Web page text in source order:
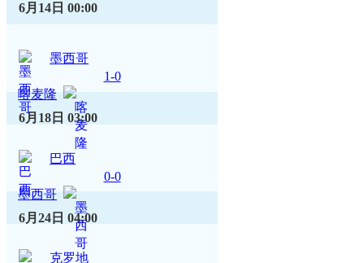
顶
6月14日 00:00
墨西哥
1-0
喀麦隆
6月18日 03:00
巴西
0-0
墨西哥
6月24日 04:00
克罗地